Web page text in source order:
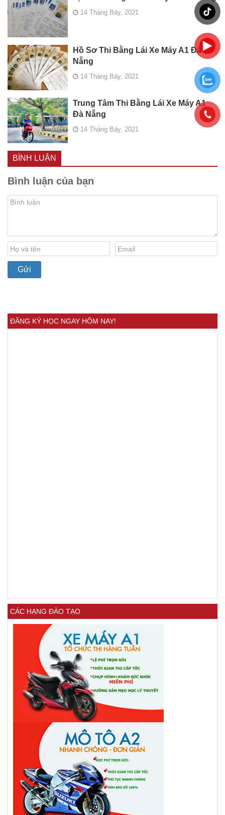
14 Tháng Bảy, 2021
Hồ Sơ Thi Bằng Lái Xe Máy A1 Đà
Nẵng
14 Tháng Bảy, 2021
Trung Tâm Thi Bằng Lái Xe Máy A1
Đà Nẵng
14 Tháng Bảy, 2021
BÌNH LUẬN
Bình luận của bạn
ĐĂNG KÝ HỌC NGAY HÔM NAY!
CÁC HẠNG ĐÀO TẠO